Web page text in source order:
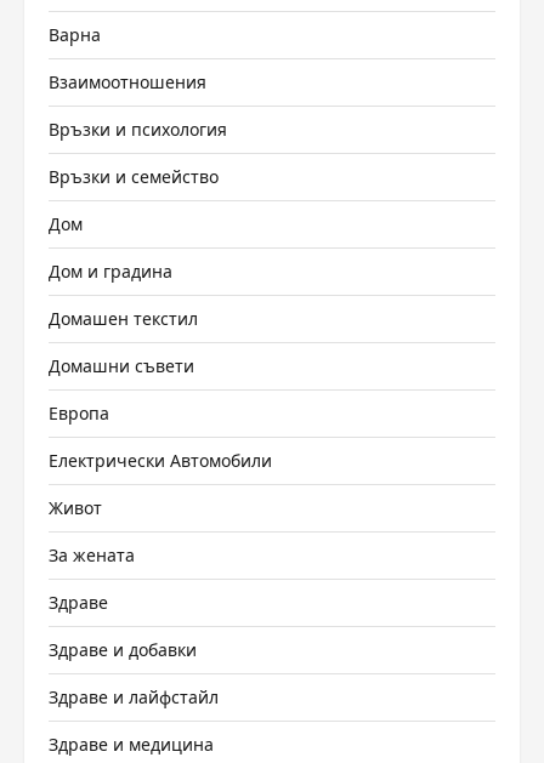
Варна
Взаимоотношения
Връзки и психология
Връзки и семейство
Дом
Дом и градина
Домашен текстил
Домашни съвети
Европа
Електрически Автомобили
Живот
За жената
Здраве
Здраве и добавки
Здраве и лайфстайл
Здраве и медицина